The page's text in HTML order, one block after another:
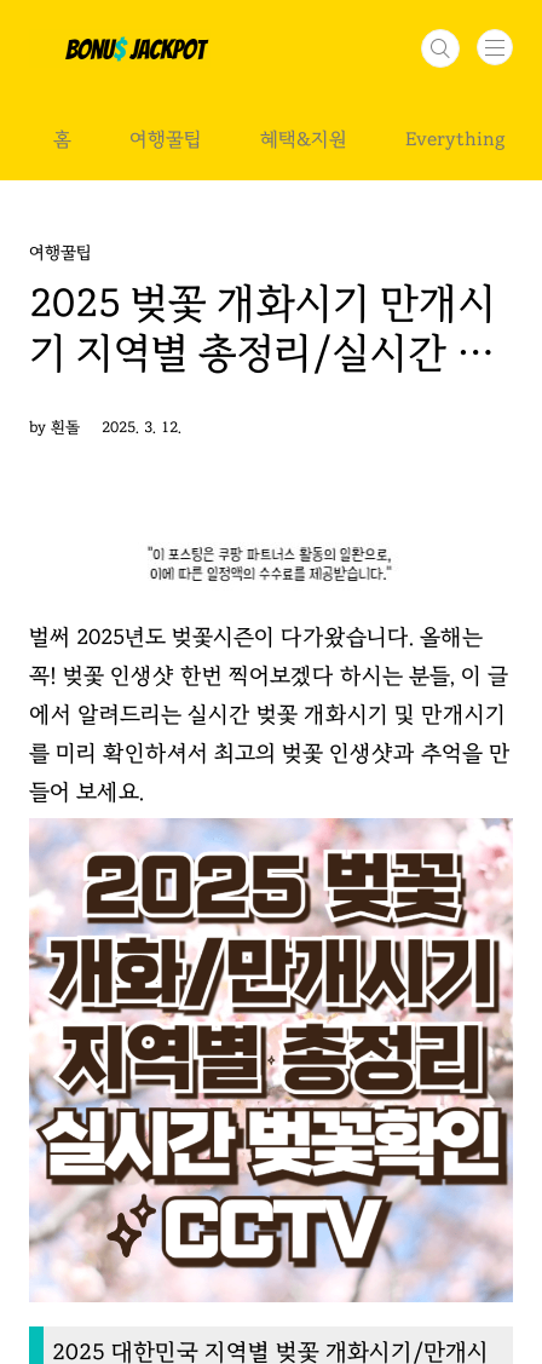
홈 여행꿀팁 혜택&지원 Everything
여행꿀팁
2025 벚꽃 개화시기 만개시
기 지역별 총정리/실시간 벚
by 흰돌 2025. 3. 12.
벌써 2025년도 벚꽃시즌이 다가왔습니다. 올해는
꼭! 벚꽃 인생샷 한번 찍어보겠다 하시는 분들, 이 글
에서 알려드리는 실시간 벚꽃 개화시기 및 만개시기
를 미리 확인하셔서 최고의 벚꽃 인생샷과 추억을 만
들어 보세요.
2025 대한민국 지역별 벚꽃 개화시기/만개시